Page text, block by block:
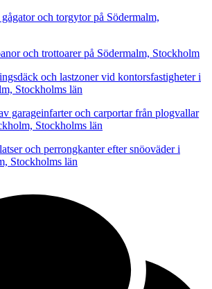
och torgytor på Södermalm,
och trottoarer på Södermalm, Stockholm
och lastzoner vid kontorsfastigheter i
Stockholms län
garageinfarter och carportar från plogvallar
Stockholms län
och perrongkanter efter snöoväder i
Stockholms län